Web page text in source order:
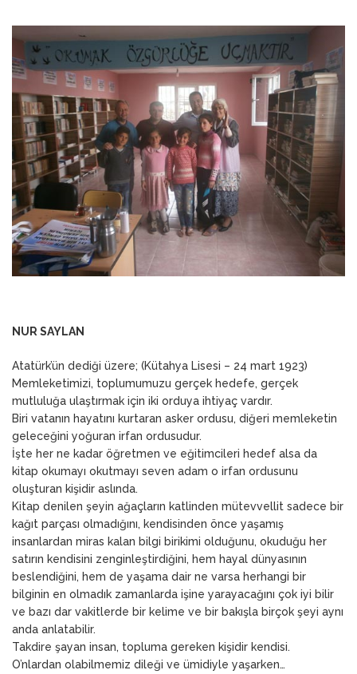
NUR SAYLAN
Atatürk’ün dediği üzere; (Kütahya Lisesi – 24 mart 1923)
Memleketimizi, toplumumuzu gerçek hedefe, gerçek
mutluluğa ulaştırmak için iki orduya ihtiyaç vardır.
Biri vatanın hayatını kurtaran asker ordusu, diğeri memleketin
geleceğini yoğuran irfan ordusudur.
İşte her ne kadar öğretmen ve eğitimcileri hedef alsa da
kitap okumayı okutmayı seven adam o irfan ordusunu
oluşturan kişidir aslında.
Kitap denilen şeyin ağaçların katlinden mütevvellit sadece bir
kağıt parçası olmadığını, kendisinden önce yaşamış
insanlardan miras kalan bilgi birikimi olduğunu, okuduğu her
satırın kendisini zenginleştirdiğini, hem hayal dünyasının
beslendiğini, hem de yaşama dair ne varsa herhangi bir
bilginin en olmadık zamanlarda işine yarayacağını çok iyi bilir
ve bazı dar vakitlerde bir kelime ve bir bakışla birçok şeyi aynı
anda anlatabilir.
Takdire şayan insan, topluma gereken kişidir kendisi.
O’nlardan olabilmemiz dileği ve ümidiyle yaşarken…